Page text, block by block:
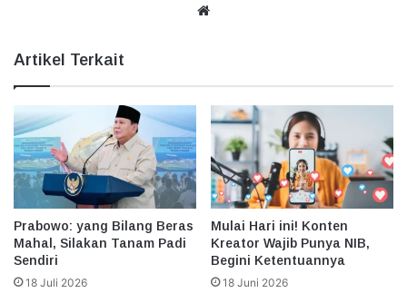
Artikel Terkait
Prabowo: yang Bilang Beras
Mahal, Silakan Tanam Padi
Sendiri
18 Juli 2026
Mulai Hari ini! Konten
Kreator Wajib Punya NIB,
Begini Ketentuannya
18 Juni 2026